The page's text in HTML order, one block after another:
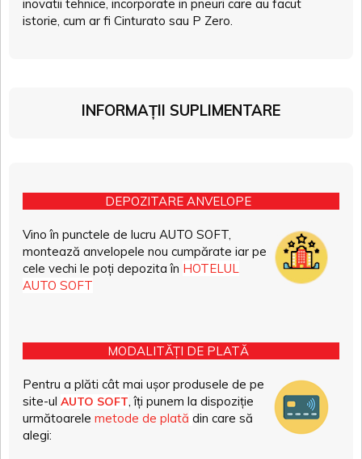
inovatii tehnice, incorporate in pneuri care au facut
istorie, cum ar fi Cinturato sau P Zero.
INFORMAȚII SUPLIMENTARE
DEPOZITARE ANVELOPE
Vino în punctele de lucru AUTO SOFT,
montează anvelopele nou cumpărate iar pe
cele vechi le poți depozita în HOTELUL
AUTO SOFT
MODALITĂȚI DE PLATĂ
Pentru a plăti cât mai ușor produsele de pe
site-ul AUTO SOFT , îți punem la dispoziție
următoarele metode de plată din care să
alegi: